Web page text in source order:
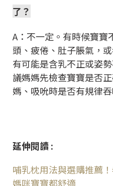
了？
A：不一定。有時候寶寶
頭、疲倦、肚子脹氣，
有可能是含乳不正或姿
議媽媽先檢查寶寶是否
媽、吸吮時是否有規律
延伸閱讀 :
哺乳枕用法與選購推薦
媽咪寶寶都舒適